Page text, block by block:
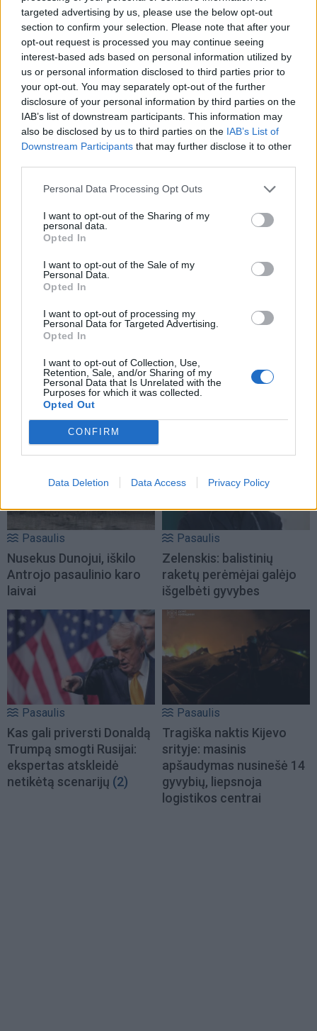
targeted advertising by us, please use the below opt-out
section to confirm your selection. Please note that after your
opt-out request is processed you may continue seeing
interest-based ads based on personal information utilized by
us or personal information disclosed to third parties prior to
your opt-out. You may separately opt-out of the further
disclosure of your personal information by third parties on the
IAB’s list of downstream participants. This information may
also be disclosed by us to third parties on the IAB’s List of
Downstream Participants that may further disclose it to other
Personal Data Processing Opt Outs
I want to opt-out of the Sharing of my
personal data.
Opted In
I want to opt-out of the Sale of my
Personal Data.
Opted In
I want to opt-out of processing my
Personal Data for Targeted Advertising.
Opted In
I want to opt-out of Collection, Use,
Retention, Sale, and/or Sharing of my
Personal Data that Is Unrelated with the
Purposes for which it was collected.
Opted Out
CONFIRM
Data Deletion Data Access Privacy Policy
TAIP PAT SKAITYKITE
Ukrainos pareigūnas:
dabar – iš tiesų bloga
padėtis
Naujas krateris Mėnulyje:
„SpaceX“ raketos liekana
rėžėsi į Žemės palydovą
Netoli Omano krantų
bręsta ekologinė
katastrofa – iš tanklaivio
liejasi nafta
Po visą naktį trukusių
paieškų Italijos šiukšlyne
rastas milijoną laimėjęs
loterijos bilietas
Pasaulis
Nusekus Dunojui, iškilo
Antrojo pasaulinio karo
laivai
Pasaulis
Zelenskis: balistinių
raketų perėmėjai galėjo
išgelbėti gyvybes
Pasaulis
Kas gali priversti Donaldą
Trumpą smogti Rusijai:
ekspertas atskleidė
netikėtą scenarijų (2)
Pasaulis
Tragiška naktis Kijevo
srityje: masinis
apšaudymas nusinešė 14
gyvybių, liepsnoja
logistikos centrai